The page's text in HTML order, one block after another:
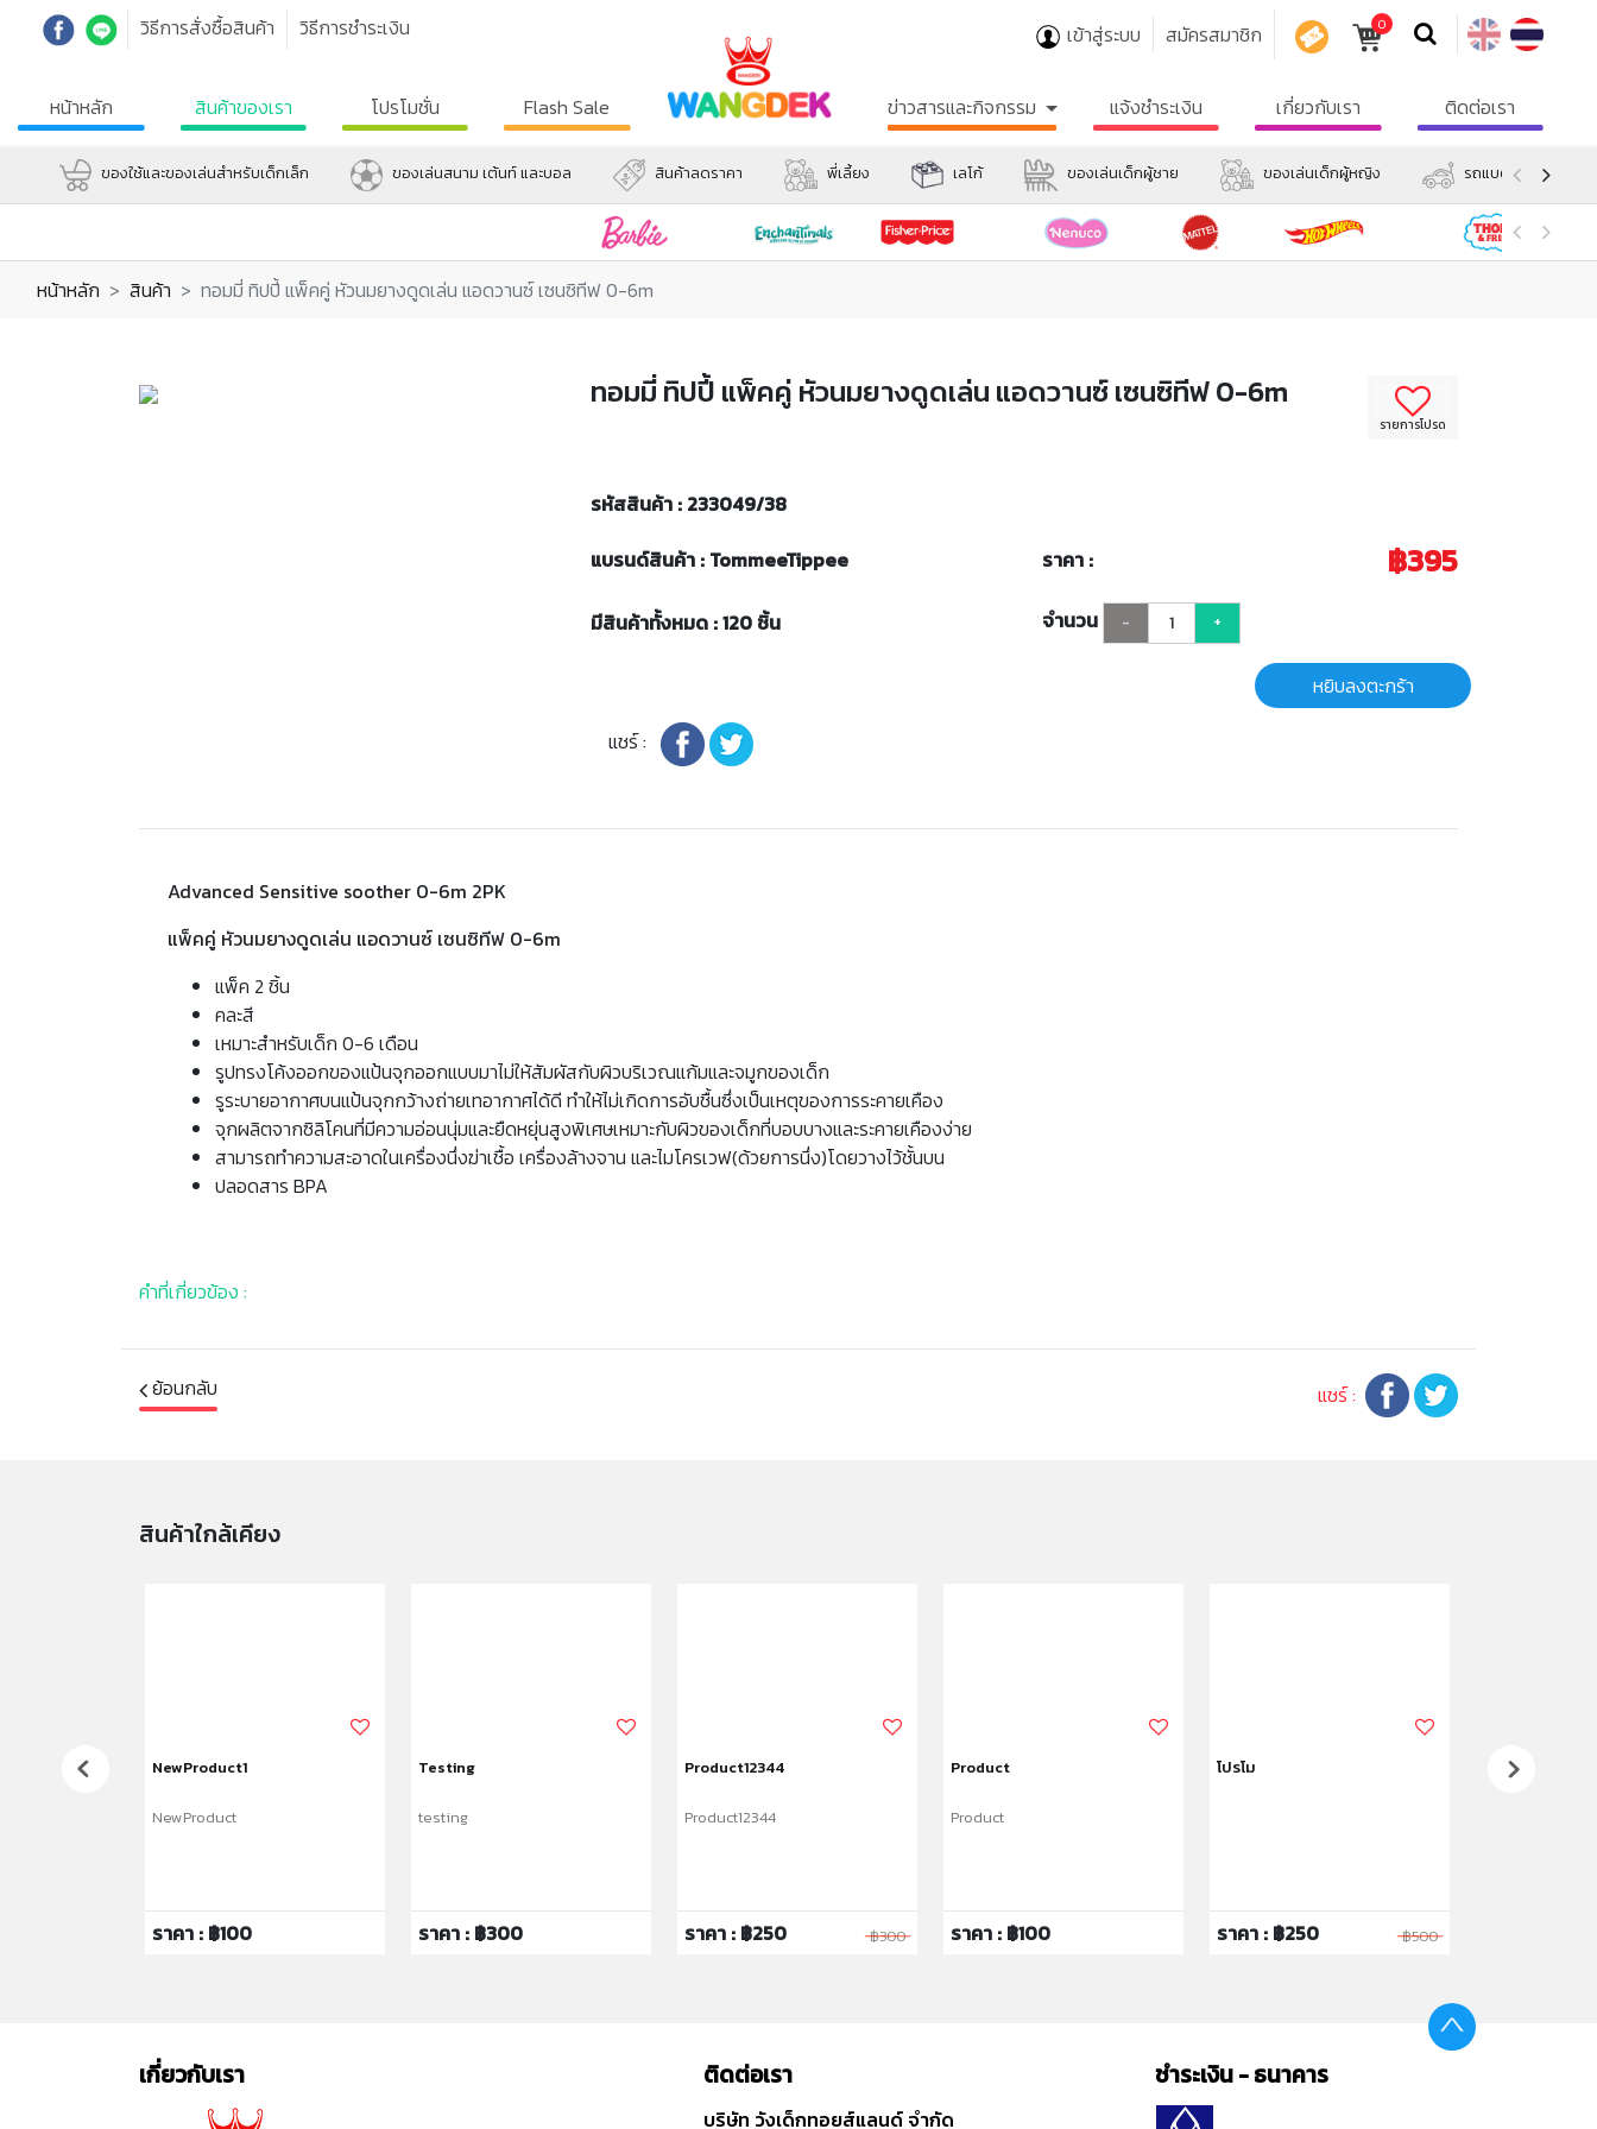
วิธีการสั่งซื้อสินค้า วิธีการชำระเงิน เข้าสู่ระบบ สมัครสมาชิก 0
หน้าหลัก สินค้าของเรา โปรโมชั่น Flash Sale ข่าวสารและกิจกรรม แจ้งชำระเงิน เกี่ยวกับเรา ติดต่อเรา
ของใช้และของเล่นสำหรับเด็กเล็ก ของเล่นสนาม เต้นท์ และบอล สินค้าลดราคา พี่เลี้ยง เลโก้ ของเล่นเด็กผู้ชาย ของเล่นเด็กผู้หญิง รถแบตเตอรี่ และรถ
หน้าหลัก สินค้า ทอมมี่ ทิปปี้ แพ็คคู่ หัวนมยางดูดเล่น แอดวานซ์ เซนซิทีฟ 0-6m
รายการโปรด
ทอมมี่ ทิปปี้ แพ็คคู่ หัวนมยางดูดเล่น แอดวานซ์ เซนซิทีฟ 0-6m
รหัสสินค้า : 233049/38
แบรนด์สินค้า : TommeeTippee
ราคา : ฿395
มีสินค้าทั้งหมด : 120 ชิ้น จำนวน - +
หยิบลงตะกร้า
แชร์ :
Advanced Sensitive soother 0-6m 2PK
แพ็คคู่ หัวนมยางดูดเล่น แอดวานซ์ เซนซิทีฟ 0-6m
แพ็ค 2 ชิ้น
คละสี
เหมาะสำหรับเด็ก 0-6 เดือน
รูปทรงโค้งออกของแป้นจุกออกแบบมาไม่ให้สัมผัสกับผิวบริเวณแก้มและจมูกของเด็ก
รูระบายอากาศบนแป้นจุกกว้างถ่ายเทอากาศได้ดี ทำให้ไม่เกิดการอับชื้นซึ่งเป็นเหตุของการระคายเคือง
จุกผลิตจากซิลิโคนที่มีความอ่อนนุ่มและยืดหยุ่นสูงพิเศษเหมาะกับผิวของเด็กที่บอบบางและระคายเคืองง่าย
สามารถทำความสะอาดในเครื่องนึ่งฆ่าเชื้อ เครื่องล้างจาน และไมโครเวฟ(ด้วยการนึ่ง)โดยวางไว้ชั้นบน
ปลอดสาร BPA
คำที่เกี่ยวข้อง :
ย้อนกลับ แชร์ :
สินค้าใกล้เคียง
เด็กแรกเกิด - NewProduct1
NewProduct
ราคา : ฿100
Testing
testing
ราคา : ฿300
Product12344
Product12344
ราคา : ฿250 ฿300
Product
Product
ราคา : ฿100
โปรโม
ราคา : ฿250 ฿500
ทอมมี่ ทิปปี้เครื่
และขวดนม
เกี่ยวกับเรา ติดต่อเรา
บริษัท วังเด็กทอยส์แลนด์ จำกัด
ชำระเงิน - ธนาคาร